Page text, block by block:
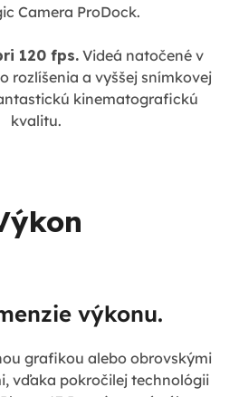
Camera ProDock.
120 fps.Videá natočené v
rozlíšenia a vyššej snímkovej
kinematografickú
kvalitu.
výkonu.
grafikou alebo obrovskými
vďaka pokročilej technológii